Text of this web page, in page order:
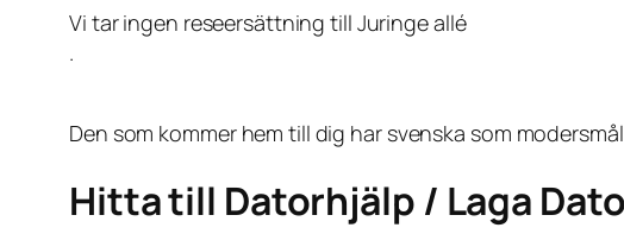
Vi tar ingen reseersättning till Juringe allé
.
Den som kommer hem till dig har svenska som
Hitta till Datorhjälp / Laga